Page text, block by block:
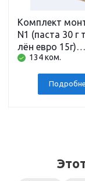
Комплект
N1 (паста 30 г
лён евро 15г)
AquaflaxNano
134 ком.